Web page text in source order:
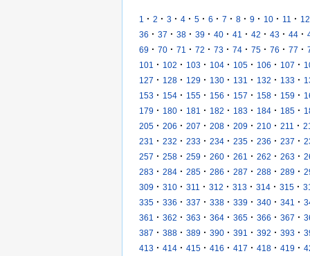
1 · 2 · 3 · 4 · 5 · 6 · 7 · 8 · 9 · 10 · 11 · 12
36 · 37 · 38 · 39 · 40 · 41 · 42 · 43 · 44 ·
69 · 70 · 71 · 72 · 73 · 74 · 75 · 76 · 77 ·
101
· 102 · 103 · 104 · 105 · 106 · 107 ·
127 · 128 · 129 · 130 · 131 · 132 · 133 ·
153 · 154 · 155 · 156 · 157 · 158 · 159 ·
179 · 180 · 181 · 182 · 183 · 184 · 185 ·
205 · 206 · 207 · 208 · 209 · 210 · 211 ·
231
· 232 · 233 · 234 · 235 · 236 · 237 ·
257 · 258 · 259 · 260 · 261 · 262 · 263 ·
283 · 284 · 285 · 286 · 287 · 288 · 289 ·
309 · 310 · 311 · 312 · 313 · 314 · 315 ·
335 · 336 · 337 · 338 · 339 · 340 · 341 ·
361
· 362 · 363 · 364 · 365 · 366 · 367 ·
387 · 388 · 389 · 390 · 391 · 392 · 393 ·
413 · 414 · 415 · 416 · 417 · 418 · 419 ·